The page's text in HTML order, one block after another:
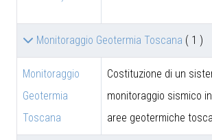
Monitoraggio Geotermia Toscana ( 1 )
Monitoraggio
Geotermia
Toscana
Costituzione di un
monitoraggio sismico
aree geotermiche